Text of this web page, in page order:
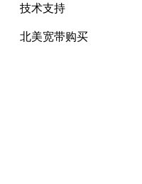
技术支持
北美宽带购买